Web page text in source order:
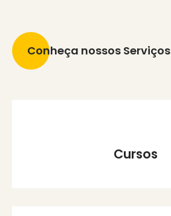
Conheça nossos Serviços
Cursos